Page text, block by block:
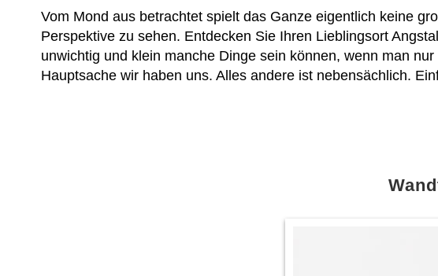
Vom Mond aus betrachtet spielt das Ganze eigentlich keine
Perspektive zu sehen. Entdecken Sie Ihren Lieblingsort
unwichtig und klein manche Dinge sein können, wenn man
Hauptsache wir haben uns. Alles andere ist nebensächlich.